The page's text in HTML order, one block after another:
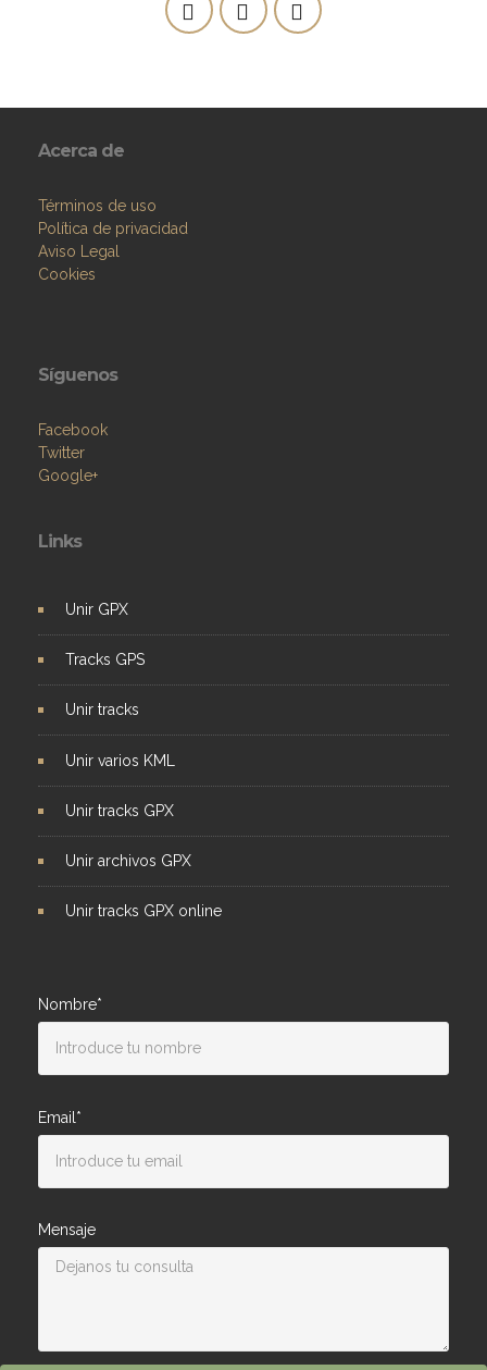
Acerca de
Términos de uso
Política de privacidad
Aviso Legal
Cookies
Síguenos
Facebook
Twitter
Google+
Links
Unir GPX
Tracks GPS
Unir tracks
Unir varios KML
Unir tracks GPX
Unir archivos GPX
Unir tracks GPX online
Nombre*
Email*
Mensaje